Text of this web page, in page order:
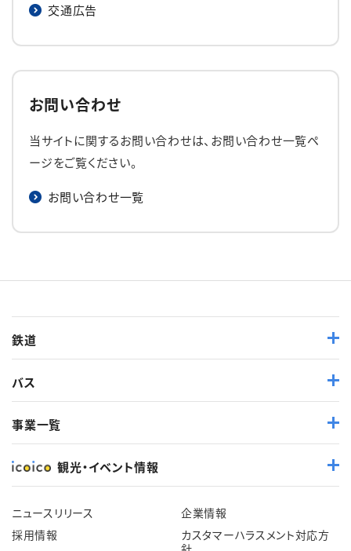
交通広告
お問い合わせ
当サイトに関するお問い合わせは、お問い合わせ一覧ペ
ージをご覧ください。
お問い合わせ一覧
鉄道
バス
事業一覧
観光・イベント情報
ニュースリリース
企業情報
採用情報
カスタマーハラスメント対応方